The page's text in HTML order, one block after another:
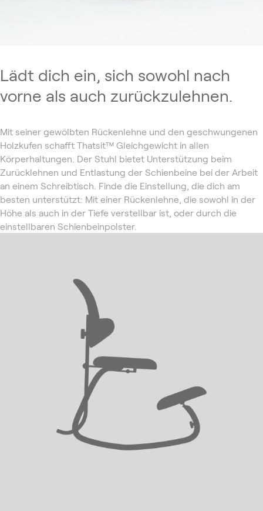
Lädt dich ein, sich sowohl nach
vorne als auch zurückzulehnen.
Mit seiner gewölbten Rückenlehne und den geschwungenen
Holzkufen schafft Thatsit™ Gleichgewicht in allen
Körperhaltungen. Der Stuhl bietet Unterstützung beim
Zurücklehnen und Entlastung der Schienbeine bei der Arbeit
an einem Schreibtisch. Finde die Einstellung, die dich am
besten unterstützt: Mit einer Rückenlehne, die sowohl in der
Höhe als auch in der Tiefe verstellbar ist, oder durch die
einstellbaren Schienbeinpolster.